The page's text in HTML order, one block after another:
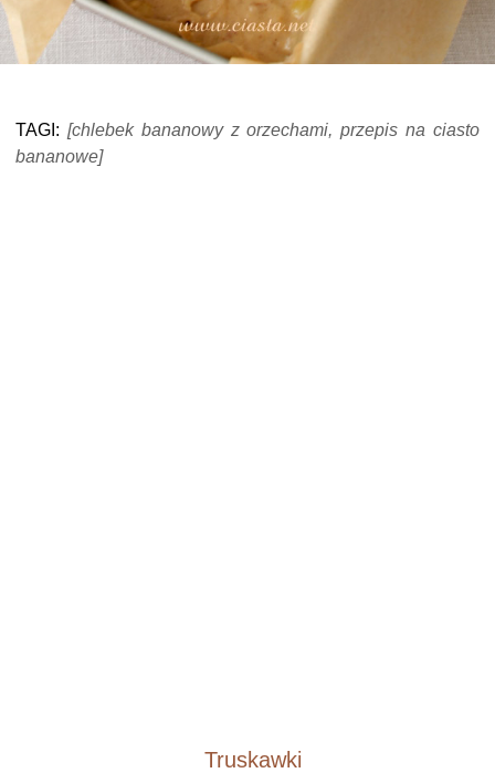
TAGI: [chlebek bananowy z orzechami, przepis na ciasto
bananowe]
Truskawki